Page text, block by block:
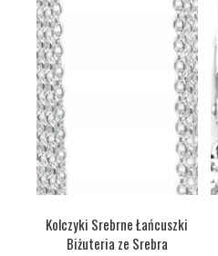
Kolczyki Srebrne Łańcuszki
Biżuteria ze Srebra